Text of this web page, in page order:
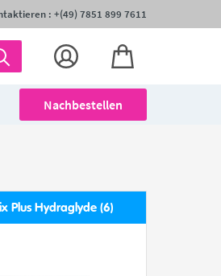
: +(49) 7851 899 7611
Nachbestellen
Plus Hydraglyde (6)